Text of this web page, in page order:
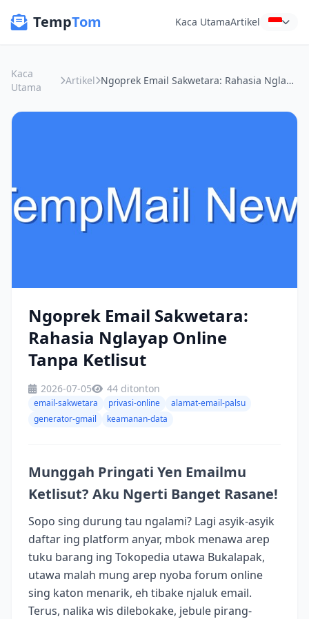
TempTom Kaca UtamaArtikel
Kaca
Utama
Artikel Ngoprek Email Sakwetara: Rahasia Nglayap Online Tanpa Ketlisut
Ngoprek Email Sakwetara:
Rahasia Nglayap Online
Tanpa Ketlisut
2026-07-05 44 ditonton
email-sakwetara privasi-online
alamat-email-palsu
generator-gmail
keamanan-data
Munggah Pringati Yen Emailmu
Ketlisut? Aku Ngerti Banget Rasane!
Sopo sing durung tau ngalami? Lagi asyik-asyik
daftar ing platform anyar, mbok menawa arep
tuku barang ing Tokopedia utawa Bukalapak,
utawa malah mung arep nyoba forum online
sing katon menarik, eh tibake njaluk email.
Terus, nalika wis dilebokake, jebule pirang-